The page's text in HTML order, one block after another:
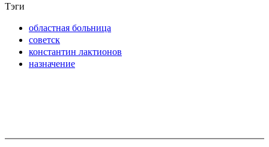
Тэги
областная больница
советск
константин лактионов
назначение